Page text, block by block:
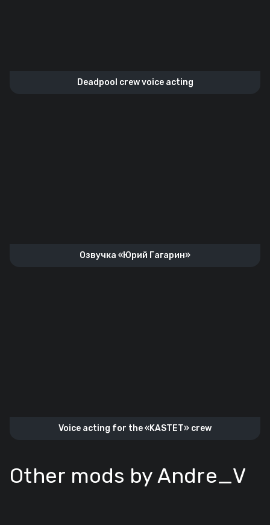
Deadpool crew voice acting
Озвучка «Юрий Гагарин»
Voice acting for the «KASTET» crew
Other mods by Andre_V